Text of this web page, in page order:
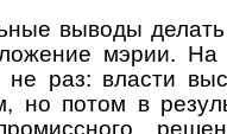
выводы
мэрии. На
раз: власти
но потом в